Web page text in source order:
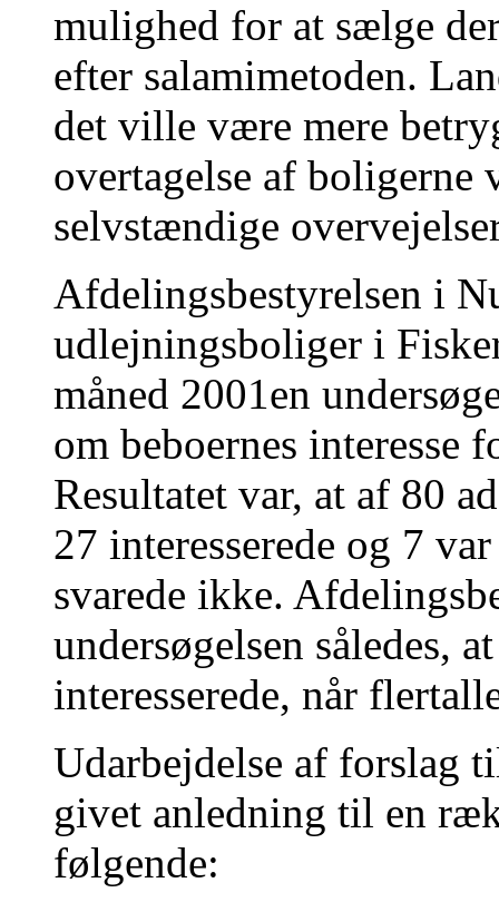
mulighed for at sælge
efter salamimetoden.
det ville være mere
overtagelse af boligerne
selvstændige
Afdelingsbestyrelsen i
udlejningsboliger i
måned 2001en
om beboernes interesse
Resultatet var, at af 80
27 interesserede og 7
svarede ikke.
undersøgelsen således,
interesserede, når
Udarbejdelse af forslag
givet anledning til en
følgende: